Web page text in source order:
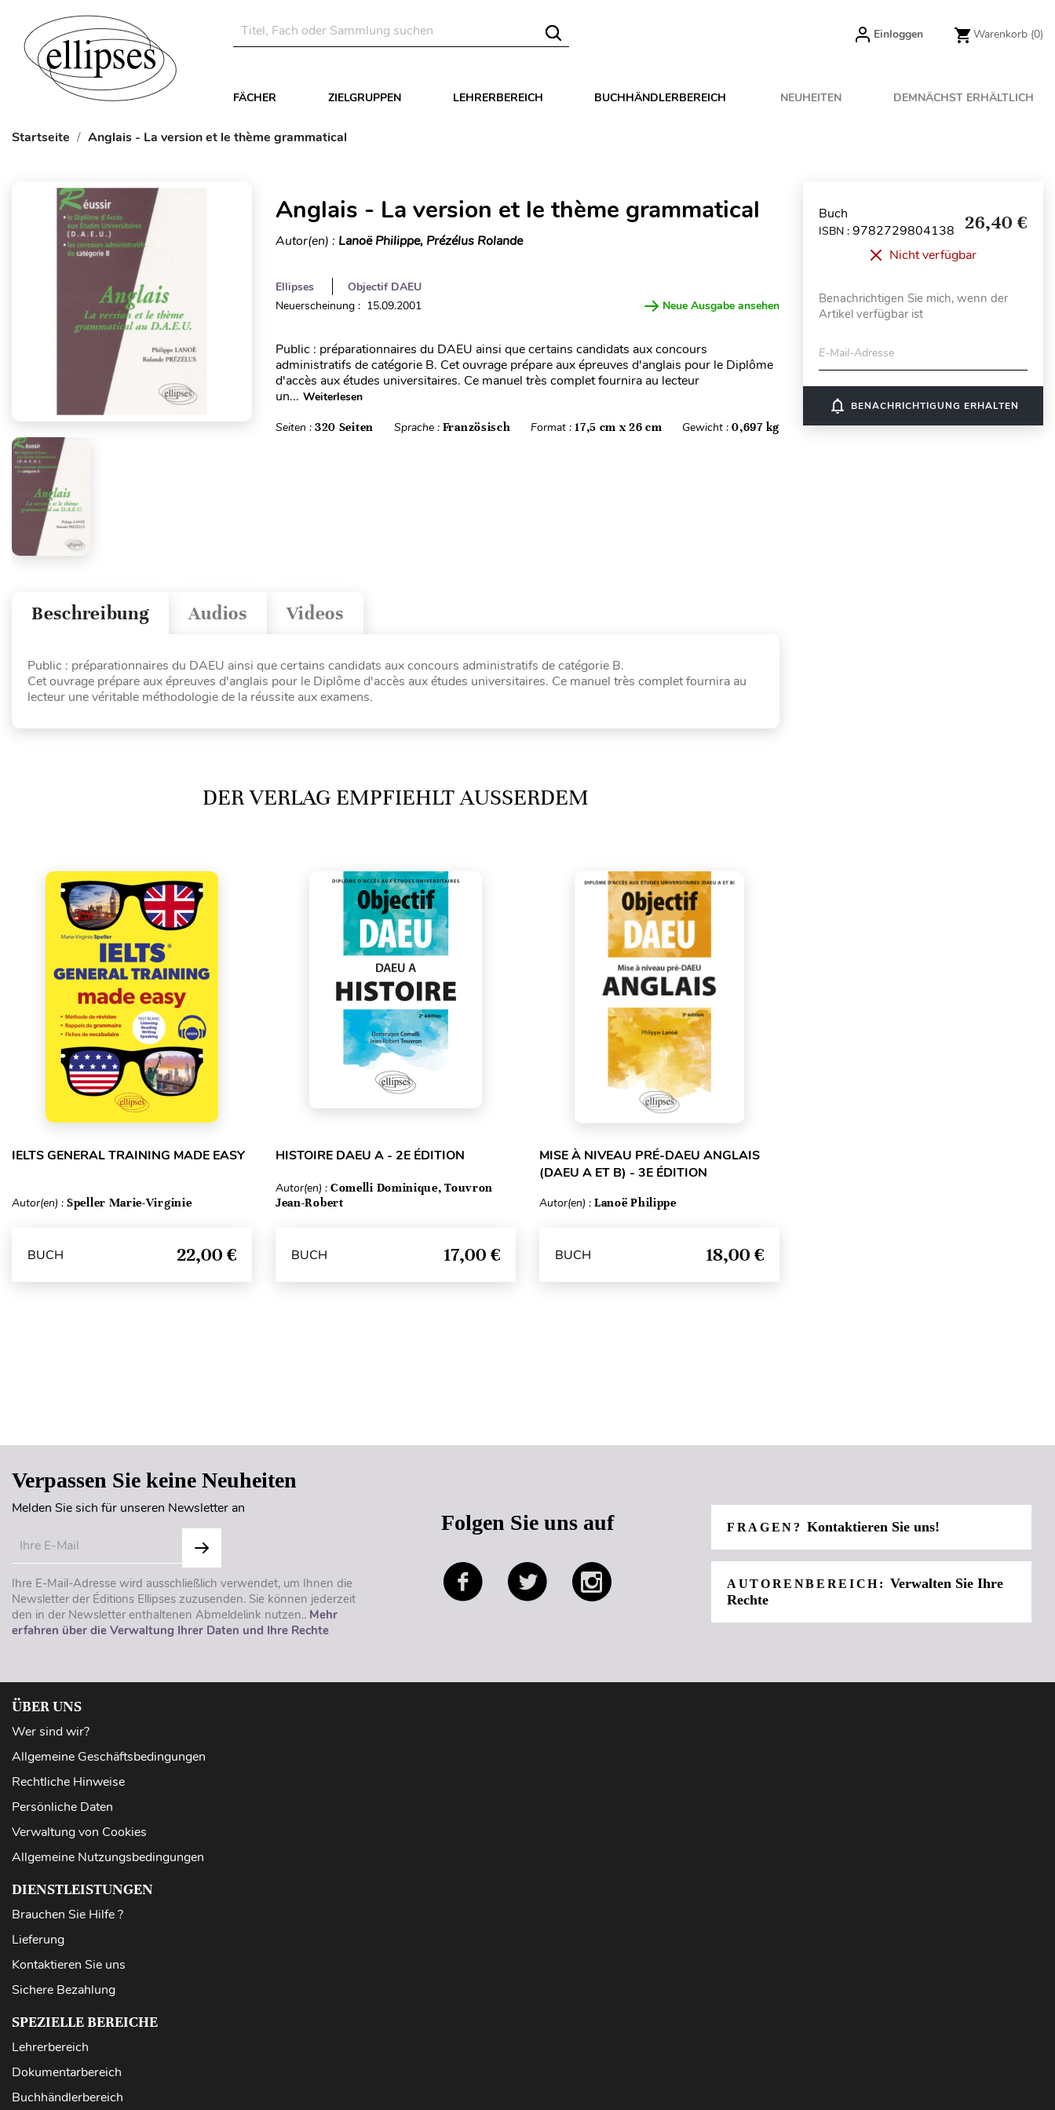
Einloggen Warenkorb (0)
FÄCHER ZIELGRUPPEN LEHRERBEREICH BUCHHÄNDLERBEREICH NEUHEITEN DEMNÄCHST ERHÄLTLICH
Startseite Anglais - La version et le thème grammatical
Anglais - La version et le thème grammatical
Autor(en) : Lanoë Philippe, Prézélus Rolande
Ellipses
Objectif DAEU
Neuerscheinung : 15.09.2001
Neue Ausgabe ansehen
Public : préparationnaires du DAEU ainsi que certains candidats aux concours
administratifs de catégorie B. Cet ouvrage prépare aux épreuves d'anglais pour le Diplôme
d'accès aux études universitaires. Ce manuel très complet fournira au lecteur
un... Weiterlesen
Seiten : 320 Seiten Sprache : Französisch Format :17,5 cm x 26 cm Gewicht :0,697 kg
Videos
Audios
Beschreibung
Public : préparationnaires du DAEU ainsi que certains candidats aux concours administratifs de catégorie B.
Cet ouvrage prépare aux épreuves d'anglais pour le Diplôme d'accès aux études universitaires. Ce manuel très complet fournira au
lecteur une véritable méthodologie de la réussite aux examens.
DER VERLAG EMPFIEHLT AUSSERDEM
IELTS GENERAL TRAINING MADE EASY
Autor(en) : Speller Marie-Virginie
BUCH 22,00 €
HISTOIRE DAEU A - 2E ÉDITION
Autor(en) : Comelli Dominique, Touvron
Jean-Robert
BUCH 17,00 €
MISE À NIVEAU PRÉ-DAEU ANGLAIS
(DAEU A ET B) - 3E ÉDITION
Autor(en) : Lanoë Philippe
BUCH 18,00 €
Buch
ISBN : 9782729804138 26,40 €
Nicht verfügbar
Benachrichtigen Sie mich, wenn der
Artikel verfügbar ist
E-Mail-Adresse
notifications_none BENACHRICHTIGUNG ERHALTEN
Verpassen Sie keine Neuheiten
Melden Sie sich für unseren Newsletter an
Ihre E-Mail-Adresse wird ausschließlich verwendet, um Ihnen die
Newsletter der Éditions Ellipses zuzusenden. Sie können jederzeit
den in der Newsletter enthaltenen Abmeldelink nutzen.. Mehr
erfahren über die Verwaltung Ihrer Daten und Ihre Rechte
Folgen Sie uns auf FRAGEN?Kontaktieren Sie uns!
AUTORENBEREICH:Verwalten Sie Ihre
Rechte
ÜBER UNS
Wer sind wir?
Allgemeine Geschäftsbedingungen
Rechtliche Hinweise
Persönliche Daten
Verwaltung von Cookies
Allgemeine Nutzungsbedingungen
DIENSTLEISTUNGEN
Brauchen Sie Hilfe ?
Lieferung
Kontaktieren Sie uns
Sichere Bezahlung
SPEZIELLE BEREICHE
Lehrerbereich
Dokumentarbereich
Buchhändlerbereich